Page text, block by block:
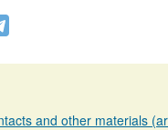
and other materials